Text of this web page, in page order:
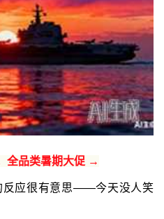
全品类暑期大促 →
反应很有意思——今天没人笑